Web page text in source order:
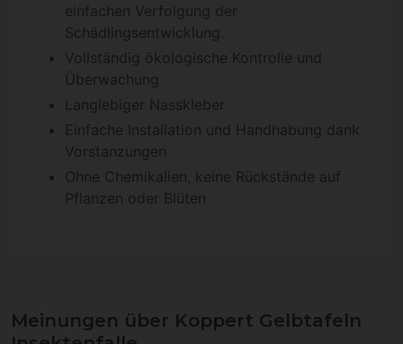
einfachen Verfolgung der
Schädlingsentwicklung.
Vollständig ökologische Kontrolle und
Überwachung
Langlebiger Nasskleber
Einfache Installation und Handhabung dank
Vorstanzungen
Ohne Chemikalien, keine Rückstände auf
Pflanzen oder Blüten
Meinungen über Koppert Gelbtafeln